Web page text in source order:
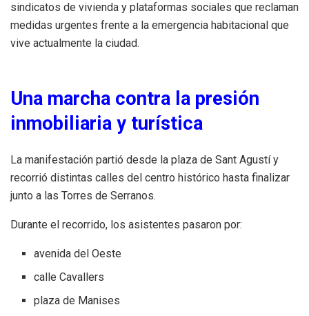
sindicatos de vivienda y plataformas sociales que reclaman
medidas urgentes frente a la emergencia habitacional que
vive actualmente la ciudad.
Una marcha contra la presión
inmobiliaria y turística
La manifestación partió desde la plaza de Sant Agustí y
recorrió distintas calles del centro histórico hasta finalizar
junto a las Torres de Serranos.
Durante el recorrido, los asistentes pasaron por:
avenida del Oeste
calle Cavallers
plaza de Manises